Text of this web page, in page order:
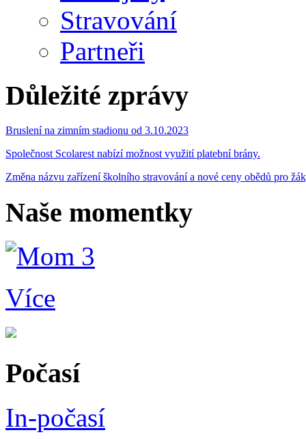
Stravování
Partneři
Důležité zprávy
Bruslení na zimním stadionu od 3.10.2023
Společnost Scolarest nabízí možnost využití platební brány.
Změna názvu zařízení školního stravování a nové ceny obědů pro
Naše momentky
Více
Počasí
In-počasí